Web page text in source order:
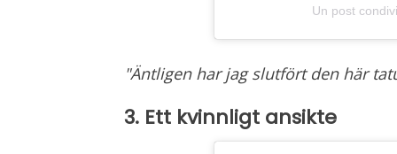
Un post
"Äntligen har jag slutfört den här
3. Ett kvinnligt ansikte